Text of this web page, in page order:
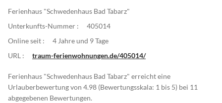
Ferienhaus "Schwedenhaus Bad Tabarz"
Unterkunfts-Nummer :
405014
Online seit :
4 Jahre und 9 Tage
URL :
traum-ferienwohnungen.de/405014/
Ferienhaus "Schwedenhaus Bad Tabarz" erreicht eine
Urlauberbewertung von 4.98 (Bewertungsskala: 1 bis 5) bei 11
abgegebenen Bewertungen.